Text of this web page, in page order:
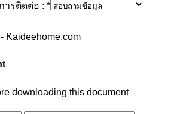
ารติดต่อ : *
downloading this document